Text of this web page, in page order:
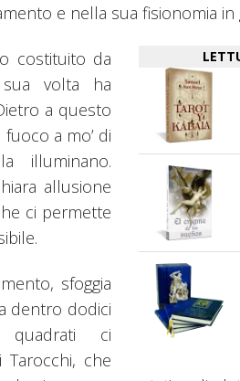
e nella sua fisionomia in
costituito da
volta ha
a questo
a mo’ di
illuminano.
allusione
ci permette
sfoggia
dentro dodici
quadrati ci
Tarocchi, che